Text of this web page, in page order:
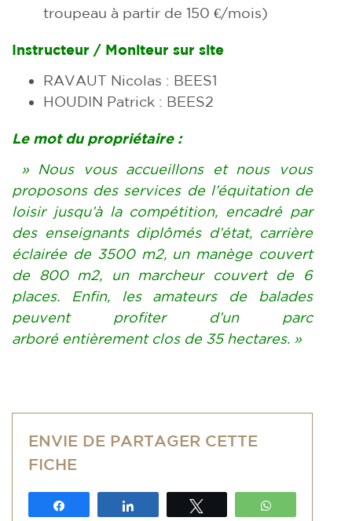
troupeau à partir de 150 €/mois)
Instructeur / Moniteur sur site
RAVAUT Nicolas : BEES1
HOUDIN Patrick : BEES2
Le mot du propriétaire :
» Nous vous accueillons et nous vous
proposons des services de l’équitation de
loisir jusqu’à la compétition, encadré par
des enseignants diplômés d’état, carrière
éclairée de 3500 m2, un manège couvert
de 800 m2, un marcheur couvert de 6
places. Enfin, les amateurs de balades
peuvent profiter d’un parc
arboré entièrement clos de 35 hectares. »
ENVIE DE PARTAGER CETTE
FICHE